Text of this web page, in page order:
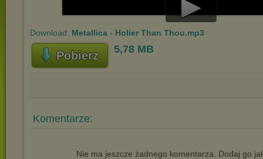
Play
Download: Metallica - Holier Than Thou.mp3
Pobierz 5,78 MB
Komentarze:
Nie ma jeszcze żadnego komentarza. Dodaj go